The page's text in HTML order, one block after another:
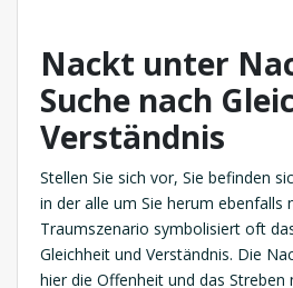
Nackt unter
Suche nach
Verständnis
Stellen Sie sich vor, Sie befinden
in der alle um Sie herum ebenfalls
Traumszenario symbolisiert oft
Gleichheit und Verständnis. Die
hier die Offenheit und das Streben